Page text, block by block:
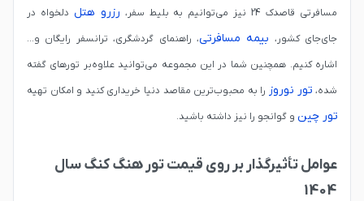
مسافرتی قاصدک 24 نیز می‌توانیم به بلیط سفر،
رزرو هتل دلخواه در
جای‌جای کشور، بیمه مسافرتی، راهنمای گردشگری، ترانسفر رایگان و...
اشاره کنیم. همچنین شما در این مجموعه می‌توانید علاوه‌بر تورهای گفته
شده، تور نوروز را به محبوب‌ترین مقاصد دنیا خریداری کنید و امکان تهیه
تور چین و گوانجو را نیز داشته باشید.
عوامل تأثیرگذار بر روی قیمت تور هنگ کنگ سال
1404